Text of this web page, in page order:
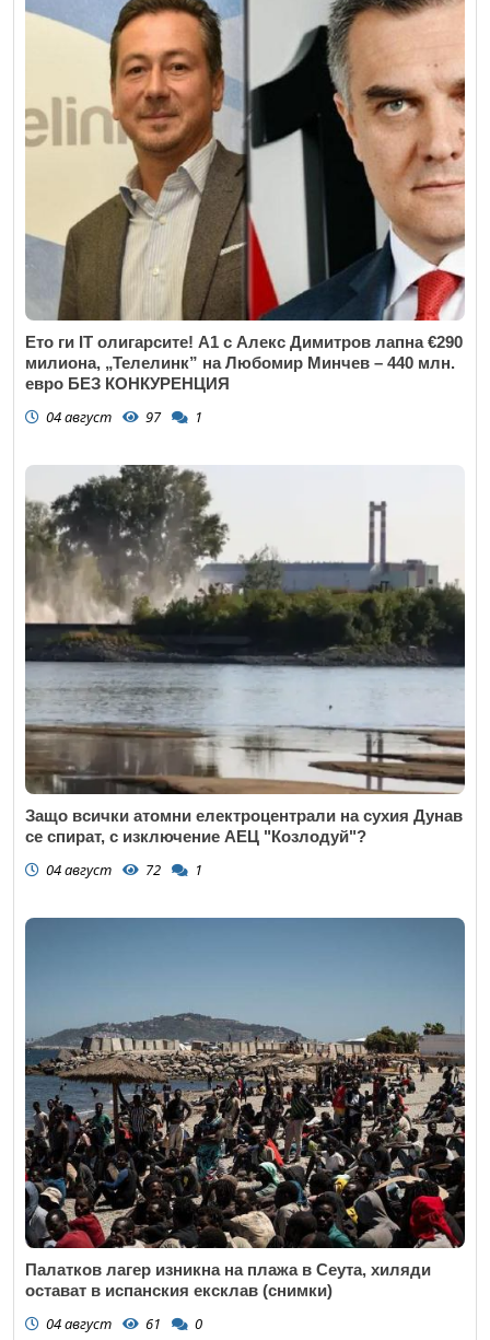
Ето ги IT олигарсите! А1 с Алекс Димитров лапна €290
милиона, „Телелинк” на Любомир Минчев – 440 млн.
евро БЕЗ КОНКУРЕНЦИЯ
04 август 97 1
Защо всички атомни електроцентрали на сухия Дунав
се спират, с изключение АЕЦ "Козлодуй"?
04 август 72 1
Палатков лагер изникна на плажа в Сеута, хиляди
остават в испанския ексклав (снимки)
04 август 61 0